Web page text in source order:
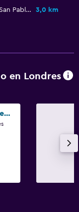
Catedral de San Pablo 3,0 km
en Londres
Smart Hyde Park View Hostel